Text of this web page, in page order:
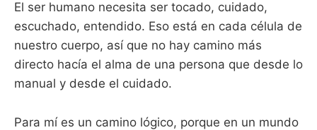
El ser humano necesita ser tocado, cuidado,
escuchado, entendido. Eso está en cada célula de
nuestro cuerpo, así que no hay camino más
directo hacía el alma de una persona que desde lo
manual y desde el cuidado.
Para mí es un camino lógico, porque en un mundo